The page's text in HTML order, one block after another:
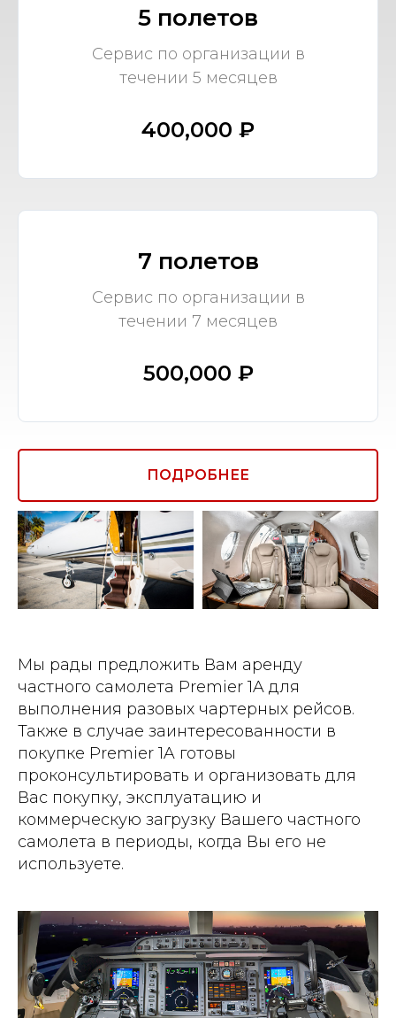
5 полетов
Сервис по организации в
течении 5 месяцев
400,000 ₽
7 полетов
Сервис по организации в
течении 7 месяцев
500,000 ₽
ПОДРОБНЕЕ
Мы рады предложить Вам аренду
частного самолета Premier 1A для
выполнения разовых чартерных рейсов.
Также в случае заинтересованности в
покупке Premier 1A готовы
проконсультировать и организовать для
Вас покупку, эксплуатацию и
коммерческую загрузку Вашего частного
самолета в периоды, когда Вы его не
используете.